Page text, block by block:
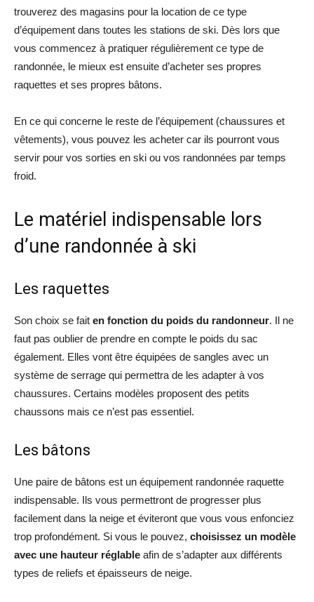
trouverez des magasins pour la location de ce type
d’équipement dans toutes les stations de ski. Dès lors que
vous commencez à pratiquer régulièrement ce type de
randonnée, le mieux est ensuite d’acheter ses propres
raquettes et ses propres bâtons.
En ce qui concerne le reste de l’équipement (chaussures et
vêtements), vous pouvez les acheter car ils pourront vous
servir pour vos sorties en ski ou vos randonnées par temps
froid.
Le matériel indispensable lors
d’une randonnée à ski
Les raquettes
Son choix se fait en fonction du poids du randonneur. Il ne
faut pas oublier de prendre en compte le poids du sac
également. Elles vont être équipées de sangles avec un
système de serrage qui permettra de les adapter à vos
chaussures. Certains modèles proposent des petits
chaussons mais ce n’est pas essentiel.
Les bâtons
Une paire de bâtons est un équipement randonnée raquette
indispensable. Ils vous permettront de progresser plus
facilement dans la neige et éviteront que vous vous enfonciez
trop profondément. Si vous le pouvez, choisissez un modèle
avec une hauteur réglable afin de s’adapter aux différents
types de reliefs et épaisseurs de neige.